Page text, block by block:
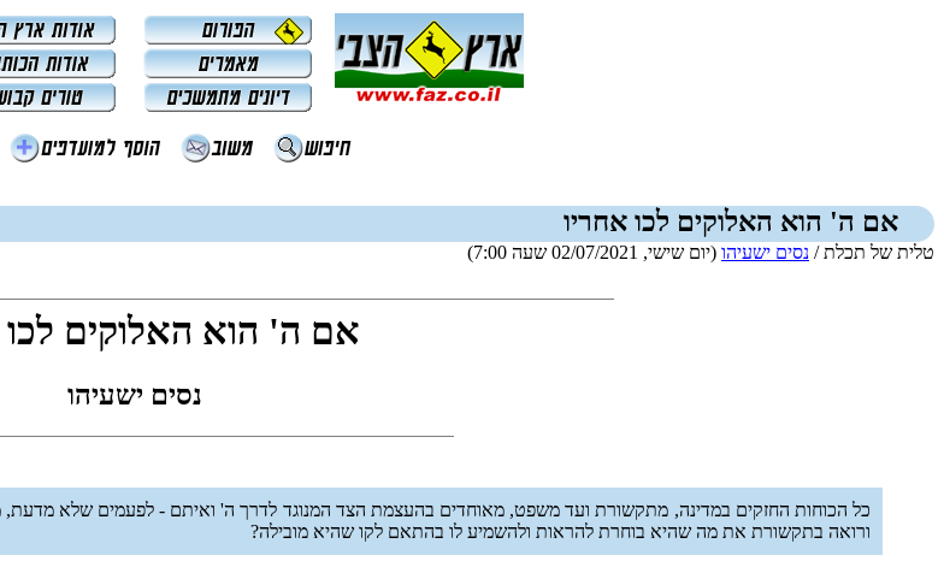
אם ה' הוא האלוקים לכו אחריו
טלית של תכלת / נסים ישעיהו (יום שישי, 02/07/2021 שעה 7:00)
אם ה' הוא האלוקים לכו
נסים ישעיהו
כל הכוחות החזקים במדינה, מתקשורת ועד משפט, מאוחדים בהעצמת הצד המנוגד לדרך ה' ואיתם - לפעמים שלא
ורואה בתקשורת את מה שהיא בוחרת להראות ולהשמיע לו בהתאם לקו שהיא מובילה?